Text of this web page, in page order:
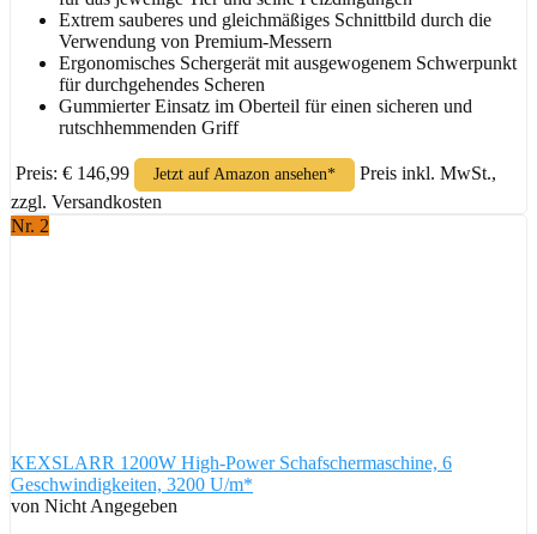
Extrem sauberes und gleichmäßiges Schnittbild durch die
Verwendung von Premium-Messern
Ergonomisches Schergerät mit ausgewogenem Schwerpunkt
für durchgehendes Scheren
Gummierter Einsatz im Oberteil für einen sicheren und
rutschhemmenden Griff
Preis: € 146,99 Jetzt auf Amazon ansehen*
Preis inkl. MwSt.,
zzgl. Versandkosten
Nr. 2
KEXSLARR 1200W High-Power Schafschermaschine, 6
Geschwindigkeiten, 3200 U/m*
von Nicht Angegeben